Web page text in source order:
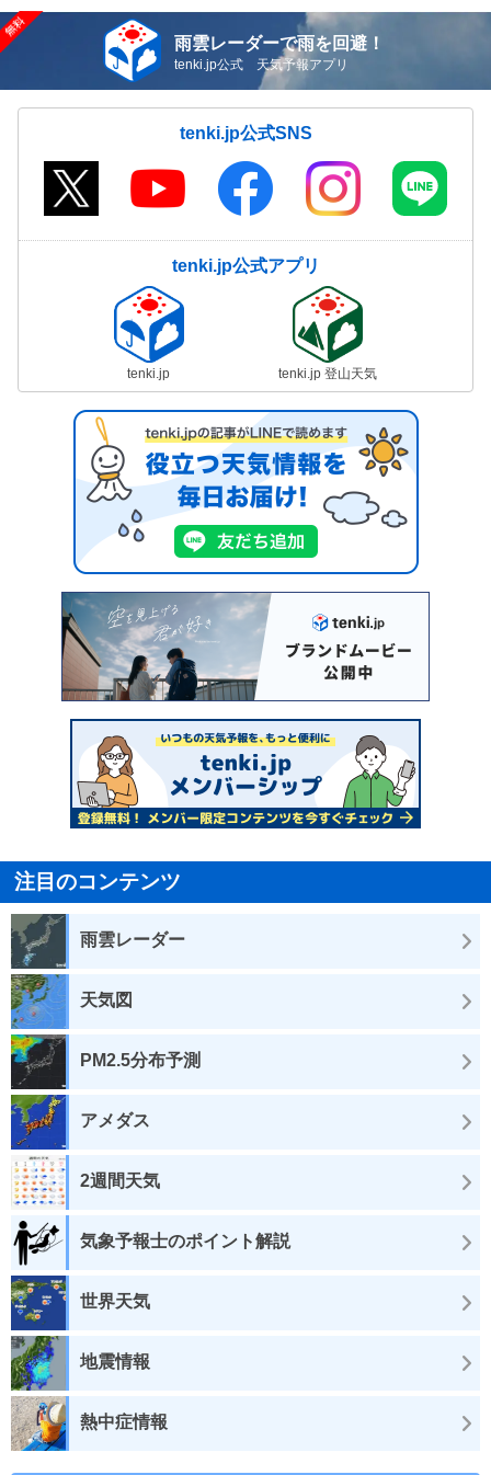
雨雲レーダーで雨を回避！
tenki.jp公式 天気予報アプリ
tenki.jp公式SNS
tenki.jp公式アプリ
tenki.jp tenki.jp 登山天気
注目のコンテンツ
雨雲レーダー
天気図
PM2.5分布予測
アメダス
2週間天気
気象予報士のポイント解説
世界天気
地震情報
熱中症情報